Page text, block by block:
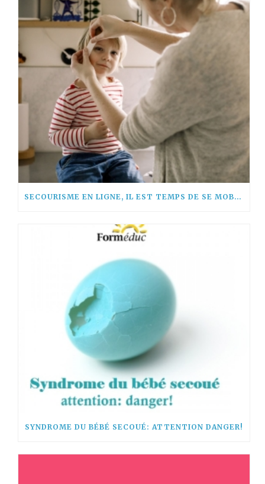
SECOURISME EN LIGNE, IL EST TEMPS DE SE MOBILISER !
SYNDROME DU BÉBÉ SECOUÉ: ATTENTION DANGER!